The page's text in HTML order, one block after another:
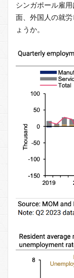
シンガポール雇
面、外国人の就
ょうか。